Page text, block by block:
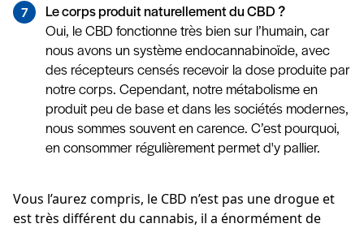
Le corps produit naturellement du CBD ?
Oui, le CBD fonctionne très bien sur l’humain, car
nous avons un système endocannabinoïde, avec
des récepteurs censés recevoir la dose produite par
notre corps. Cependant, notre métabolisme en
produit peu de base et dans les sociétés modernes,
nous sommes souvent en carence. C’est pourquoi,
en consommer régulièrement permet d'y pallier.
Vous l’aurez compris, le CBD n’est pas une drogue et
est très différent du cannabis, il a énormément de